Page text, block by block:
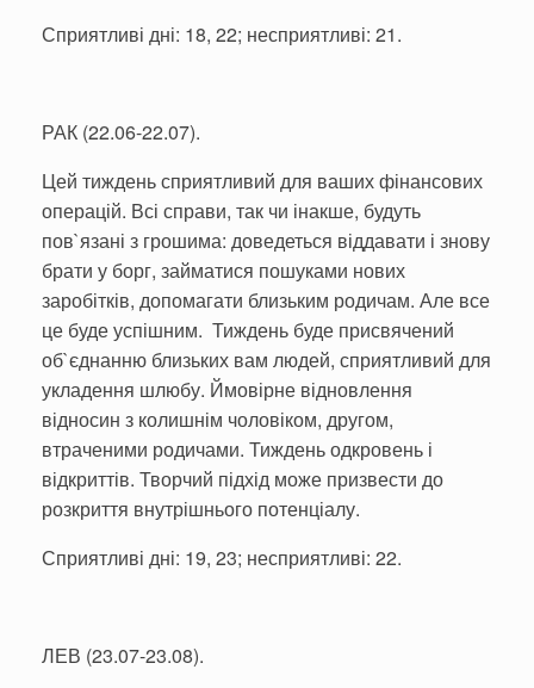
Сприятливі дні: 18, 22; несприятливі: 21.
РАК (22.06-22.07).
Цей тиждень сприятливий для ваших фінансових
операцій. Всі справи, так чи інакше, будуть
пов`язані з грошима: доведеться віддавати і знову
брати у борг, займатися пошуками нових
заробітків, допомагати близьким родичам. Але все
це буде успішним. Тиждень буде присвячений
об`єднанню близьких вам людей, сприятливий для
укладення шлюбу. Ймовірне відновлення
відносин з колишнім чоловіком, другом,
втраченими родичами. Тиждень одкровень і
відкриттів. Творчий підхід може призвести до
розкриття внутрішнього потенціалу.
Сприятливі дні: 19, 23; несприятливі: 22.
ЛЕВ (23.07-23.08).